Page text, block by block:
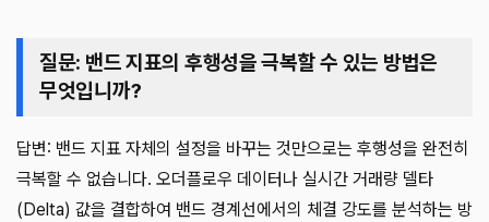
질문: 밴드 지표의 후행성을 극복할 수 있는 방법은
무엇입니까?
답변: 밴드 지표 자체의 설정을 바꾸는 것만으로는 후행성을 완전히
극복할 수 없습니다. 오더플로우 데이터나 실시간 거래량 델타
(Delta) 값을 결합하여 밴드 경계선에서의 체결 강도를 분석하는 방